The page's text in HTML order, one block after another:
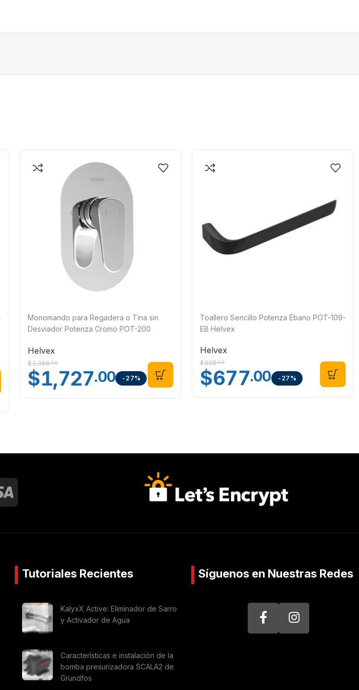
Monomando para Regadera o Tina sin
Desviador Potenza Cromo POT-200
Helvex
$2,366.00
$1,727.00 -27%
Toallero Sencillo Potenza Ébano POT-109-
EB Helvex
Helvex
$928.00
$677.00 -27%
Tutoriales Recientes
KalyxX Active: Eliminador de Sarro
y Activador de Agua
Características e instalación de la
bomba presurizadora SCALA2 de
Grundfos
Síguenos en Nuestras Redes